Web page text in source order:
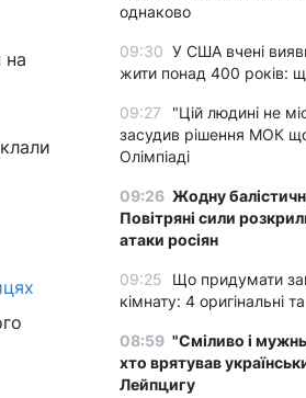
на
однаково
09:30 У США вчені
жити понад 400 років:
09:27
"Цій людині не
засудив рішення МОК
Олімпіаді
09:26 Жодну
Повітряні сили
атаки росіян
09:25
Що придумати
кімнату: 4 оригінальні
08:59 "Сміливо і
хто врятував
Лейпцигу